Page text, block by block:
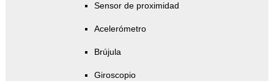
Sensor de proximidad
Acelerómetro
Brújula
Giroscopio